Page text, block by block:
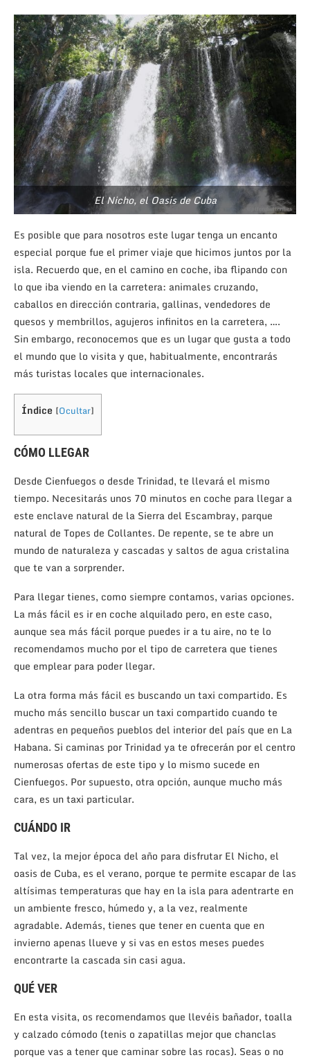
El Nicho, el Oasis de Cuba
Es posible que para nosotros este lugar tenga un encanto
especial porque fue el primer viaje que hicimos juntos por la
isla. Recuerdo que, en el camino en coche, iba flipando con
lo que iba viendo en la carretera: animales cruzando,
caballos en dirección contraria, gallinas, vendedores de
quesos y membrillos, agujeros infinitos en la carretera, ….
Sin embargo, reconocemos que es un lugar que gusta a todo
el mundo que lo visita y que, habitualmente, encontrarás
más turistas locales que internacionales.
Índice [Ocultar]
CÓMO LLEGAR
Desde Cienfuegos o desde Trinidad, te llevará el mismo
tiempo. Necesitarás unos 70 minutos en coche para llegar a
este enclave natural de la Sierra del Escambray, parque
natural de Topes de Collantes. De repente, se te abre un
mundo de naturaleza y cascadas y saltos de agua cristalina
que te van a sorprender.
Para llegar tienes, como siempre contamos, varias opciones.
La más fácil es ir en coche alquilado pero, en este caso,
aunque sea más fácil porque puedes ir a tu aire, no te lo
recomendamos mucho por el tipo de carretera que tienes
que emplear para poder llegar.
La otra forma más fácil es buscando un taxi compartido. Es
mucho más sencillo buscar un taxi compartido cuando te
adentras en pequeños pueblos del interior del país que en La
Habana. Si caminas por Trinidad ya te ofrecerán por el centro
numerosas ofertas de este tipo y lo mismo sucede en
Cienfuegos. Por supuesto, otra opción, aunque mucho más
cara, es un taxi particular.
CUÁNDO IR
Tal vez, la mejor época del año para disfrutar El Nicho, el
oasis de Cuba, es el verano, porque te permite escapar de las
altísimas temperaturas que hay en la isla para adentrarte en
un ambiente fresco, húmedo y, a la vez, realmente
agradable. Además, tienes que tener en cuenta que en
invierno apenas llueve y si vas en estos meses puedes
encontrarte la cascada sin casi agua.
QUÉ VER
En esta visita, os recomendamos que llevéis bañador, toalla
y calzado cómodo (tenis o zapatillas mejor que chanclas
porque vas a tener que caminar sobre las rocas). Seas o no